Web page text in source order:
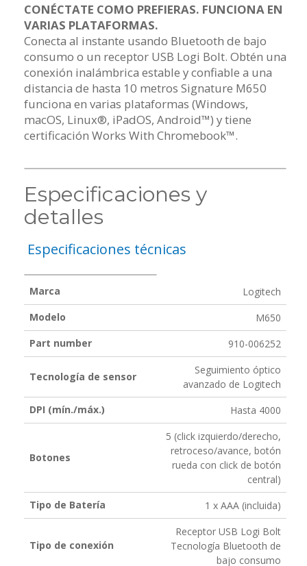
CONÉCTATE COMO PREFIERAS. FUNCIONA EN
VARIAS PLATAFORMAS.
Conecta al instante usando Bluetooth de bajo
consumo o un receptor USB Logi Bolt. Obtén una
conexión inalámbrica estable y confiable a una
distancia de hasta 10 metros Signature M650
funciona en varias plataformas (Windows,
macOS, Linux®, iPadOS, Android™) y tiene
certificación Works With Chromebook™.
Especificaciones y
detalles
Especificaciones técnicas
Marca
Logitech
Modelo
M650
Part number
910-006252
Tecnología de sensor
Seguimiento óptico
avanzado de Logitech
DPI (mín./máx.)
Hasta 4000
Botones
5 (click izquierdo/derecho,
retroceso/avance, botón
rueda con click de botón
central)
Tipo de Batería
1 x AAA (incluida)
Tipo de conexión
Receptor USB Logi Bolt
Tecnología Bluetooth de
bajo consumo